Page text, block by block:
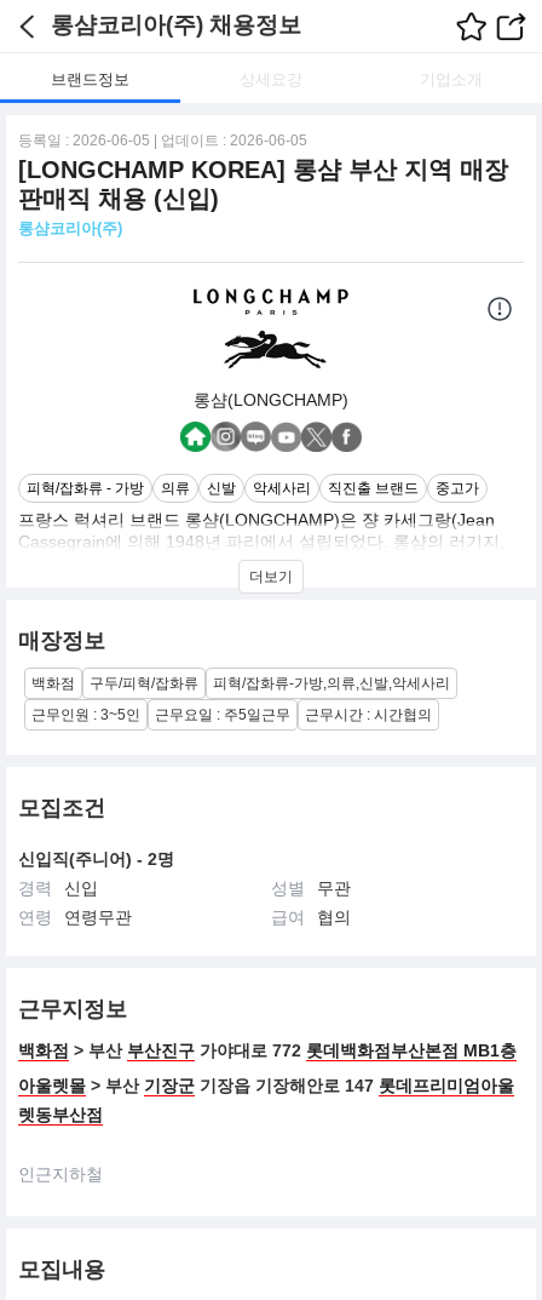
롱샴코리아(주) 채용정보
브랜드정보 상세요강 기업소개
등록일 : 2026-06-05 | 업데이트 : 2026-06-05
[LONGCHAMP KOREA] 롱샴 부산 지역 매장
판매직 채용 (신입)
롱샴코리아(주)
롱샴(LONGCHAMP)
피혁/잡화류 - 가방 의류 신발 악세사리 직진출 브랜드 중고가
프랑스 럭셔리 브랜드 롱샴(LONGCHAMP)은 쟝 카세그랑(Jean
Cassegrain에 의해 1948년 파리에서 설립되었다. 롱샴의 러기지,
핸드백과 액세서리는 장인 기술력과 품질로 전 세계적으로 명성을
얻었으며, 현재는 슈즈와 레디 투 웨어 컬렉션까지 영역을 확장하여
더보기
매장정보
백화점 구두/피혁/잡화류
피혁/잡화류-가방,의류,신발,악세사리
근무인원 : 3~5인
근무요일 : 주5일근무 근무시간 : 시간협의
모집조건
신입직(주니어) - 2명
경력
신입 성별
무관
연령
연령무관 급여 협의
근무지정보
백화점 > 부산 부산진구 가야대로 772 롯데백화점부산본점 MB1층
아울렛몰 > 부산 기장군 기장읍 기장해안로 147 롯데프리미엄아울
렛동부산점
인근지하철
모집내용